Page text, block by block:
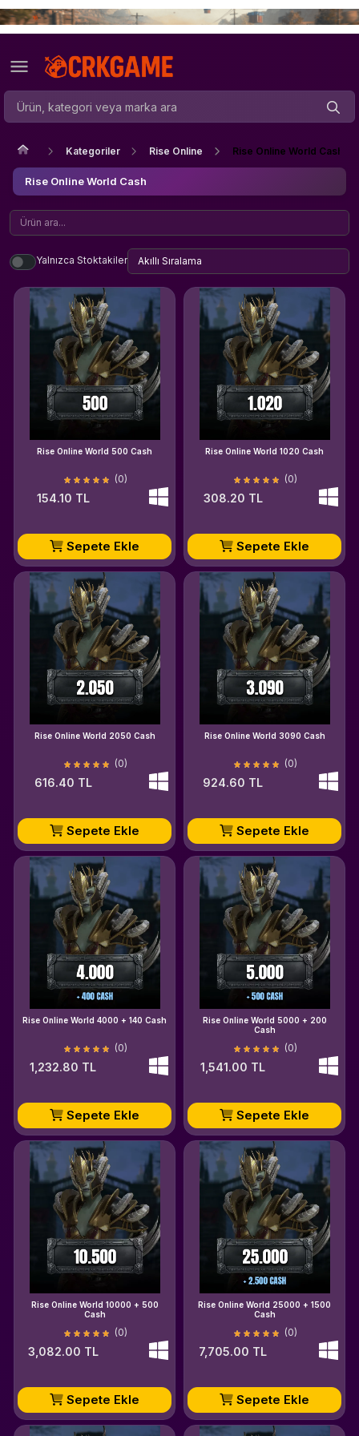
Kategoriler Rise Online Rise Online World Cash
Rise Online World Cash
Yalnızca Stoktakiler
Rise Online World 500 Cash
(0)
154.10 TL
Sepete Ekle
Rise Online World 1020 Cash
(0)
308.20 TL
Sepete Ekle
Rise Online World 2050 Cash
(0)
616.40 TL
Sepete Ekle
Rise Online World 3090 Cash
(0)
924.60 TL
Sepete Ekle
Rise Online World 4000 + 140 Cash
(0)
1,232.80 TL
Sepete Ekle
Rise Online World 5000 + 200
Cash
(0)
1,541.00 TL
Sepete Ekle
Rise Online World 10000 + 500
Cash
(0)
3,082.00 TL
Sepete Ekle
Rise Online World 25000 + 1500
Cash
(0)
7,705.00 TL
Sepete Ekle